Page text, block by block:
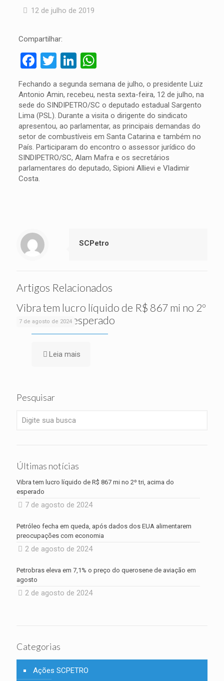
12 de julho de 2019
Compartilhar:
Facebook
TwitterLinkedIn
WhatsApp
Fechando a segunda semana de julho, o presidente Luiz
Antonio Amin, recebeu, nesta sexta-feira, 12 de julho, na
sede do SINDIPETRO/SC o deputado estadual Sargento
Lima (PSL). Durante a visita o dirigente do sindicato
apresentou, ao parlamentar, as principais demandas do
setor de combustíveis em Santa Catarina e também no
País. Participaram do encontro o assessor jurídico do
SINDIPETRO/SC, Alam Mafra e os secretários
parlamentares do deputado, Sipioni Allievi e Vladimir
Costa.
SCPetro
Artigos Relacionados
7 de agosto de 2024
Vibra tem lucro líquido de R$ 867 mi no 2º
tri, acima do esperado
Leia mais
Pesquisar
Últimas notícias
Vibra tem lucro líquido de R$ 867 mi no 2º tri, acima do
esperado
7 de agosto de 2024
Petróleo fecha em queda, após dados dos EUA alimentarem
preocupações com economia
2 de agosto de 2024
Petrobras eleva em 7,1% o preço do querosene de aviação em
agosto
2 de agosto de 2024
Categorias
Ações SCPETRO